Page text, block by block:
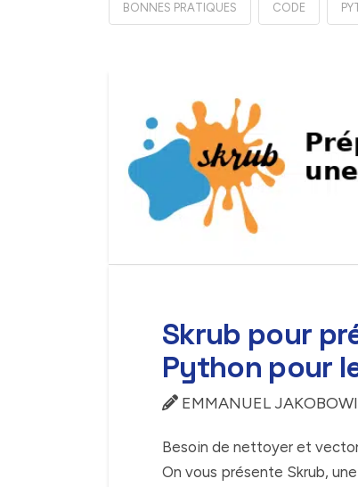
BONNES PRATIQUES CODE
Skrub pour
Python pour
EMMANUEL
Besoin de nettoyer et
On vous présente Skrub,